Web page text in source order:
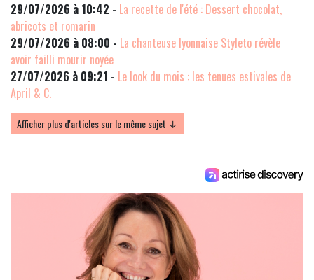
29/07/2026 à 10:42 - La recette de l'été : Dessert chocolat,
abricots et romarin
29/07/2026 à 08:00 - La chanteuse lyonnaise Styleto révèle
avoir failli mourir noyée
27/07/2026 à 09:21 - Le look du mois : les tenues estivales de
April & C.
Afficher plus d'articles sur le même sujet ↓